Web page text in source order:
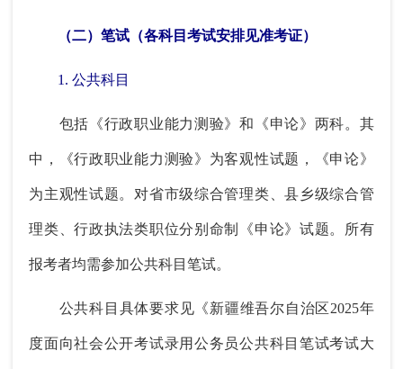
（二）笔试（各科目考试安排见准考证）
1. 公共科目
包括《行政职业能力测验》和《申论》两科。其
中，《行政职业能力测验》为客观性试题，《申论》
为主观性试题。对省市级综合管理类、县乡级综合管
理类、行政执法类职位分别命制《申论》试题。所有
报考者均需参加公共科目笔试。
公共科目具体要求见《新疆维吾尔自治区2025年
度面向社会公开考试录用公务员公共科目笔试考试大